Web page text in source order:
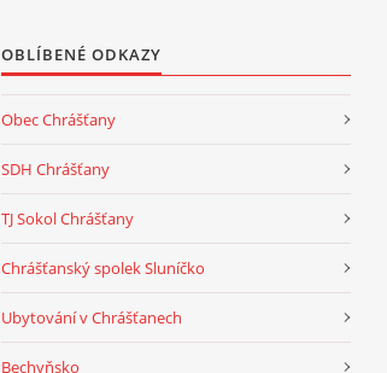
OBLÍBENÉ ODKAZY
Obec Chrášťany
SDH Chrášťany
TJ Sokol Chrášťany
Chrášťanský spolek Sluníčko
Ubytování v Chrášťanech
Bechyňsko